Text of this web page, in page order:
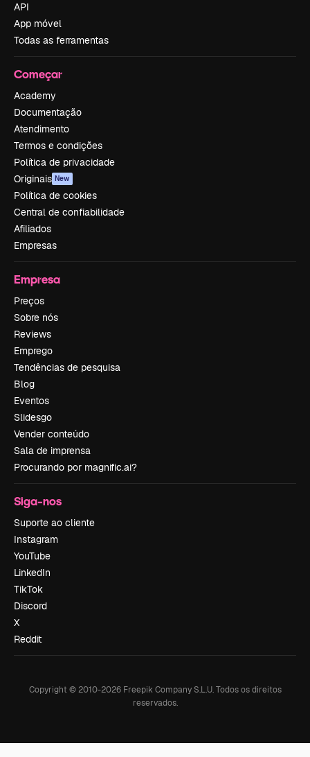
API
App móvel
Todas as ferramentas
Começar
Academy
Documentação
Atendimento
Termos e condições
Política de privacidade
Originais New
Política de cookies
Central de confiabilidade
Afiliados
Empresas
Empresa
Preços
Sobre nós
Reviews
Emprego
Tendências de pesquisa
Blog
Eventos
Slidesgo
Vender conteúdo
Sala de imprensa
Procurando por magnific.ai?
Siga-nos
Suporte ao cliente
Instagram
YouTube
LinkedIn
TikTok
Discord
X
Reddit
Copyright © 2010-2026Freepik Company S.L.U. Todos os direitos
reservados.